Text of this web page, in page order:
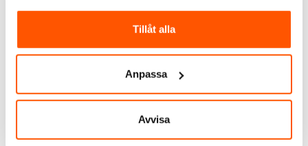
Tillåt alla
Anpassa
Avvisa
Namron
219,00 kr
med Väggsensor
Namron
1 999,00 kr